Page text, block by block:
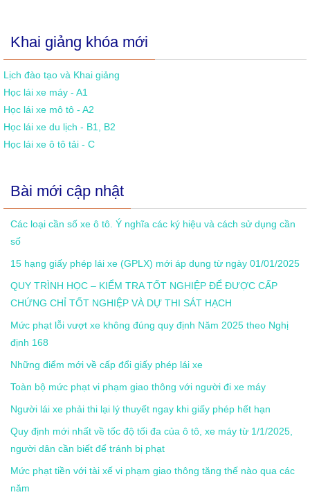
Khai giảng khóa mới
Lịch đào tạo và Khai giảng
Học lái xe máy - A1
Học lái xe mô tô - A2
Học lái xe du lịch - B1, B2
Học lái xe ô tô tải - C
Bài mới cập nhật
Các loại cần số xe ô tô. Ý nghĩa các ký hiệu và cách sử dụng cần
số
15 hạng giấy phép lái xe (GPLX) mới áp dụng từ ngày 01/01/2025
QUY TRÌNH HỌC – KIỂM TRA TỐT NGHIỆP ĐỂ ĐƯỢC CẤP
CHỨNG CHỈ TỐT NGHIỆP VÀ DỰ THI SÁT HẠCH
Mức phạt lỗi vượt xe không đúng quy định Năm 2025 theo Nghị
định 168
Những điểm mới về cấp đổi giấy phép lái xe
Toàn bộ mức phạt vi phạm giao thông với người đi xe máy
Người lái xe phải thi lại lý thuyết ngay khi giấy phép hết hạn
Quy định mới nhất về tốc độ tối đa của ô tô, xe máy từ 1/1/2025,
người dân cần biết để tránh bị phạt
Mức phạt tiền với tài xế vi phạm giao thông tăng thế nào qua các
năm